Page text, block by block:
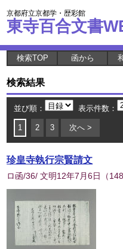
京都府立京都学・歴彩館
東寺百合文書
検索TOP 函から
検索結果
並び順： 表示件数：
1 2 3 次へ >
珍皇寺執行宗賢請文
ロ函/36/ 文明12年7月6日 （